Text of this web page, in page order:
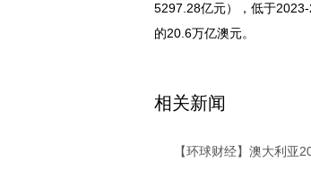
5297.28亿元），低于
的20.6万亿澳元。
相关新闻
【环球财经】澳大利亚